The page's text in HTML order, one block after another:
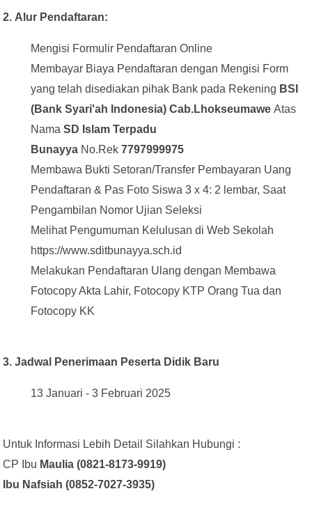
2. Alur Pendaftaran:
Mengisi Formulir Pendaftaran Online
Membayar Biaya Pendaftaran dengan Mengisi Form
yang telah disediakan pihak Bank pada Rekening BSI
(Bank Syari'ah Indonesia) Cab.Lhokseumawe Atas
NamaSD Islam Terpadu
Bunayya No.Rek7797999975
Membawa Bukti Setoran/Transfer Pembayaran Uang
Pendaftaran & Pas Foto Siswa 3 x 4: 2 lembar, Saat
Pengambilan Nomor Ujian Seleksi
Melihat Pengumuman Kelulusan di Web Sekolah
https://www.sditbunayya.sch.id
Melakukan Pendaftaran Ulang dengan Membawa
Fotocopy Akta Lahir, Fotocopy KTP Orang Tua dan
Fotocopy KK
3.Jadwal Penerimaan Peserta Didik Baru
13 Januari - 3 Februari 2025
Untuk Informasi Lebih Detail Silahkan Hubungi :
CP Ibu Maulia (0821-8173-9919)
Ibu Nafsiah (0852-7027-3935)